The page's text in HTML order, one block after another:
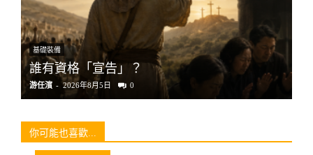
基礎裝備
誰有資格「宣告」？
游任濱 - 2026年8月5日 0
你可能也喜歡...